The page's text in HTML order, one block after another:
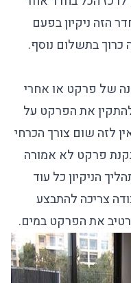
הזה ניקיון בפעם
בתשלום נוסף.
של פרקט או אחרי
את הפרקט על
לזה שום צורך הכרחי
פרקט לא אמורה
הניקיון כל עוד
צריכה להתבצע
את הפרקט במים.